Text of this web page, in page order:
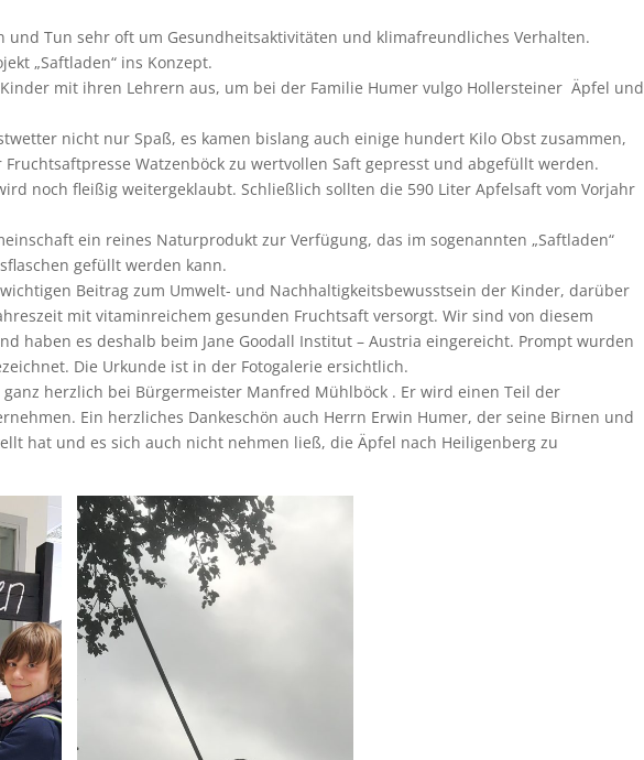
und Tun sehr oft um Gesundheitsaktivitäten und klimafreundliches Verhalten.
„Saftladen“ ins Konzept.
mit ihren Lehrern aus, um bei der Familie Humer vulgo Hollersteiner Äpfel und
nicht nur Spaß, es kamen bislang auch einige hundert Kilo Obst zusammen,
Watzenböck zu wertvollen Saft gepresst und abgefüllt werden.
noch fleißig weitergeklaubt. Schließlich sollten die 590 Liter Apfelsaft vom Vorjahr
ein reines Naturprodukt zur Verfügung, das im sogenannten „Saftladen“
gefüllt werden kann.
Beitrag zum Umwelt- und Nachhaltigkeitsbewusstsein der Kinder, darüber
mit vitaminreichem gesunden Fruchtsaft versorgt. Wir sind von diesem
haben es deshalb beim Jane Goodall Institut – Austria eingereicht. Prompt wurden
Die Urkunde ist in der Fotogalerie ersichtlich.
ganz herzlich bei Bürgermeister Manfred Mühlböck . Er wird einen Teil der
Ein herzliches Dankeschön auch Herrn Erwin Humer, der seine Birnen und
hat und es sich auch nicht nehmen ließ, die Äpfel nach Heiligenberg zu